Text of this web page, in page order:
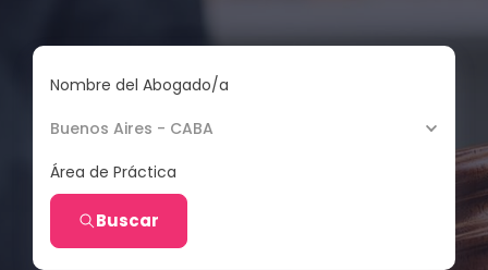
Nombre del Abogado/a
Buenos Aires - CABA
Área de Práctica
Buscar